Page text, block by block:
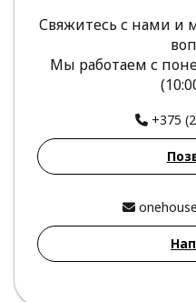
Свяжитесь с нами и
Мы работаем с
+375